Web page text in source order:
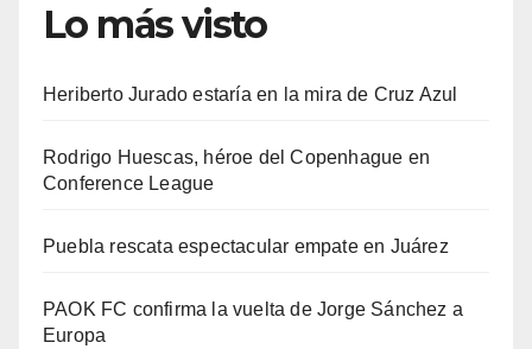
Lo más visto
Heriberto Jurado estaría en la mira de Cruz Azul
Rodrigo Huescas, héroe del Copenhague en
Conference League
Puebla rescata espectacular empate en Juárez
PAOK FC confirma la vuelta de Jorge Sánchez a
Europa